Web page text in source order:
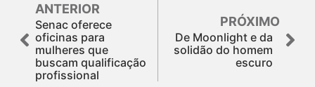
ANTERIOR
Senac oferece
oficinas para
mulheres que
buscam qualificação
profissional
PRÓXIMO
De Moonlight e da
solidão do homem
escuro